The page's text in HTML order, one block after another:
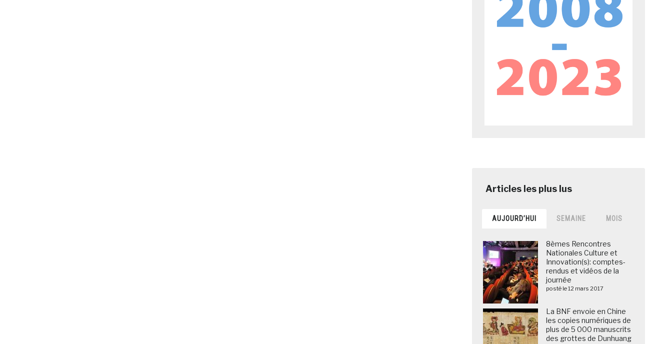
AUJOURD’HUI SEMAINE MOIS
8èmes Rencontres
Nationales Culture et
Innovation(s): comptes-
rendus et vidéos de la
journée
posté le 12 mars 2017
La BNF envoie en Chine
les copies numériques de
plus de 5 000 manuscrits
des grottes de Dunhuang